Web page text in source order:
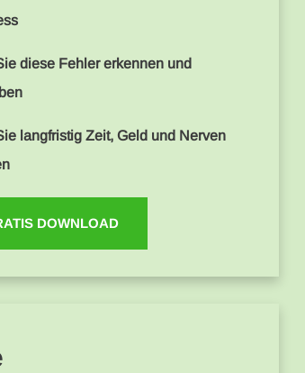
diese Fehler erkennen und
langfristig Zeit, Geld und Nerven
DOWNLOAD